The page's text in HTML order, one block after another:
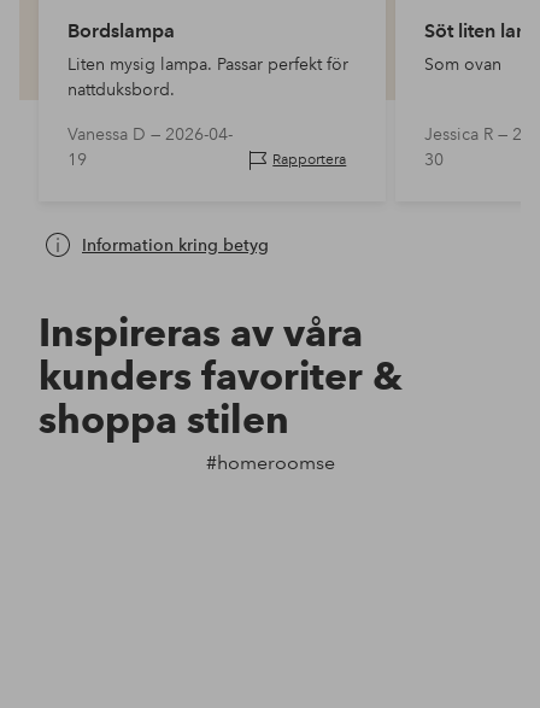
Bordslampa
Liten mysig lampa. Passar perfekt för
nattduksbord.
Vanessa D — 2026-04-
19
Rapportera
Söt liten
Som ovan
Jessica R —
30
Information kring betyg
Inspireras av våra
kunders favoriter &
shoppa stilen
#homeroomse